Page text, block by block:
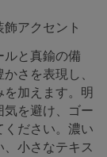
アクセント
ルと真鍮の備
さを表現し、
加えます。明
気を避け、ゴー
ださい。濃い
小さなテキス